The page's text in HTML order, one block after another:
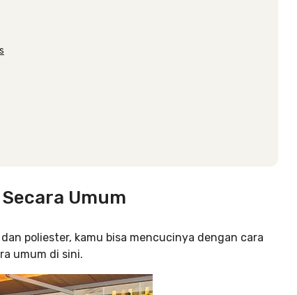
Umum
poliester, kamu bisa mencucinya dengan cara
umum di sini.